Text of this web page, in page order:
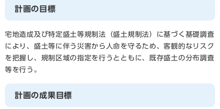
計画の目標
宅地造成及び特定盛土等規制法（盛土規制法）に基づく基礎調査
により、盛土等に伴う災害から人命を守るため、客観的なリスク
を把握し、規制区域の指定を行うとともに、既存盛土の分布調査
等を行う。
計画の成果目標